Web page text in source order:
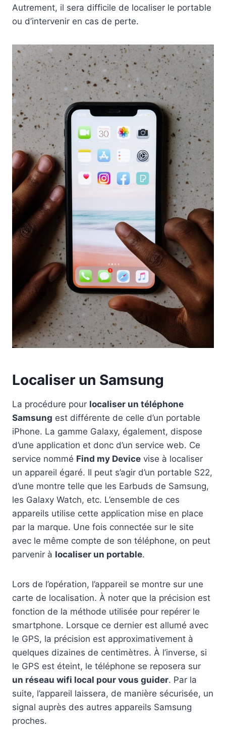
Autrement, il sera difficile de localiser le portable
ou d’intervenir en cas de perte.
Localiser un Samsung
La procédure pour localiser un téléphone
Samsung est différente de celle d’un portable
iPhone. La gamme Galaxy, également, dispose
d’une application et donc d’un service web. Ce
service nommé Find my Device vise à localiser
un appareil égaré. Il peut s’agir d’un portable S22,
d’une montre telle que les Earbuds de Samsung,
les Galaxy Watch, etc. L’ensemble de ces
appareils utilise cette application mise en place
par la marque. Une fois connectée sur le site
avec le même compte de son téléphone, on peut
parvenir à localiser un portable.
Lors de l’opération, l’appareil se montre sur une
carte de localisation. À noter que la précision est
fonction de la méthode utilisée pour repérer le
smartphone. Lorsque ce dernier est allumé avec
le GPS, la précision est approximativement à
quelques dizaines de centimètres. À l’inverse, si
le GPS est éteint, le téléphone se reposera sur
un réseau wifi local pour vous guider. Par la
suite, l’appareil laissera, de manière sécurisée, un
signal auprès des autres appareils Samsung
proches.